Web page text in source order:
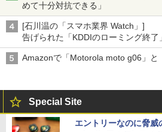
めて十分対抗できる」
[石川温の「スマホ業界 Watch」]
告げられた「KDDIのローミング終了
穴と楽天モバイルの課題
Amazonで「Motorola moto g06」と
Special Site
エントリーなのに脅